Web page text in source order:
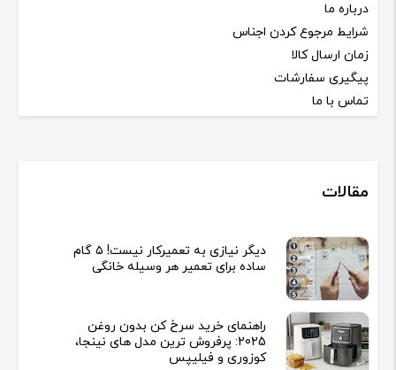
درباره ما
شرایط مرجوع کردن اجناس
زمان ارسال کالا
پیگیری سفارشات
تماس با ما
مقالات
دیگر نیازی به تعمیرکار نیست! ۵ گام
ساده برای تعمیر هر وسیله خانگی
راهنمای خرید سرخ کن بدون روغن
2025: پرفروش ترین مدل های نینجا،
کوزوری و فیلیپس